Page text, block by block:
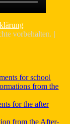
vorbehalten. |
for school
from the
for the after
from the After-